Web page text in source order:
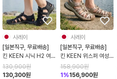
사레이
[일본직구, 무료배송]
킨 KEEN 시닉 H2 여성
샌들 스트랩 아웃도어
신발 블랙 1030760
130,900원
130,300원
사레이
[일본직구, 무료배송]
킨 KEEN 위스퍼 여성
샌들 방수 아웃도어 신
발 브린들 프린트
158,900원
1%156,900원